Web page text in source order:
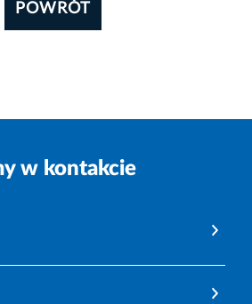
POWRÓT
w kontakcie